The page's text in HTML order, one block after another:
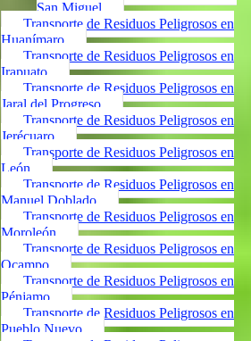
San Miguel
Transporte de Residuos Peligrosos en
Huanímaro
Transporte de Residuos Peligrosos en
Irapuato
Transporte de Residuos Peligrosos en
Jaral del Progreso
Transporte de Residuos Peligrosos en
Jerécuaro
Transporte de Residuos Peligrosos en
León
Transporte de Residuos Peligrosos en
Manuel Doblado
Transporte de Residuos Peligrosos en
Moroleón
Transporte de Residuos Peligrosos en
Ocampo
Transporte de Residuos Peligrosos en
Pénjamo
Transporte de Residuos Peligrosos en
Pueblo Nuevo